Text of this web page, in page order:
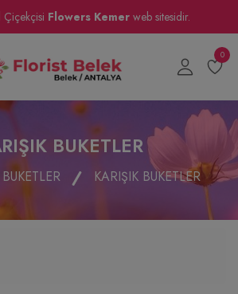
Çiçekçisi Flowers Kemerweb sitesidir.
0
BUKETLER
BUKETLER KARIŞIK BUKETLER